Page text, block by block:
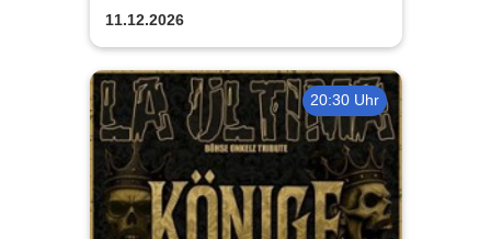
11.12.2026
20:30 Uhr